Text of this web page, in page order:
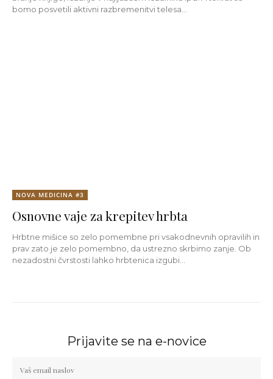
bomo posvetili aktivni razbremenitvi telesa...
NOVA MEDICINA #3
Osnovne vaje za krepitev hrbta
Hrbtne mišice so zelo pomembne pri vsakodnevnih opravilih in
prav zato je zelo pomembno, da ustrezno skrbimo zanje. Ob
nezadostni čvrstosti lahko hrbtenica izgubi...
Prijavite se na e-novice